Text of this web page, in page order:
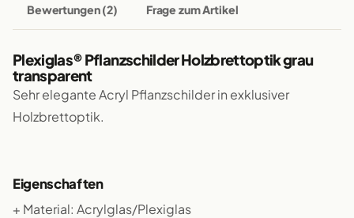
Bewertungen (2) Frage zum Artikel
Plexiglas® Pflanzschilder Holzbrettoptik grau
transparent
Sehr elegante Acryl Pflanzschilder in exklusiver
Holzbrettoptik.
Eigenschaften
+ Material: Acrylglas/Plexiglas